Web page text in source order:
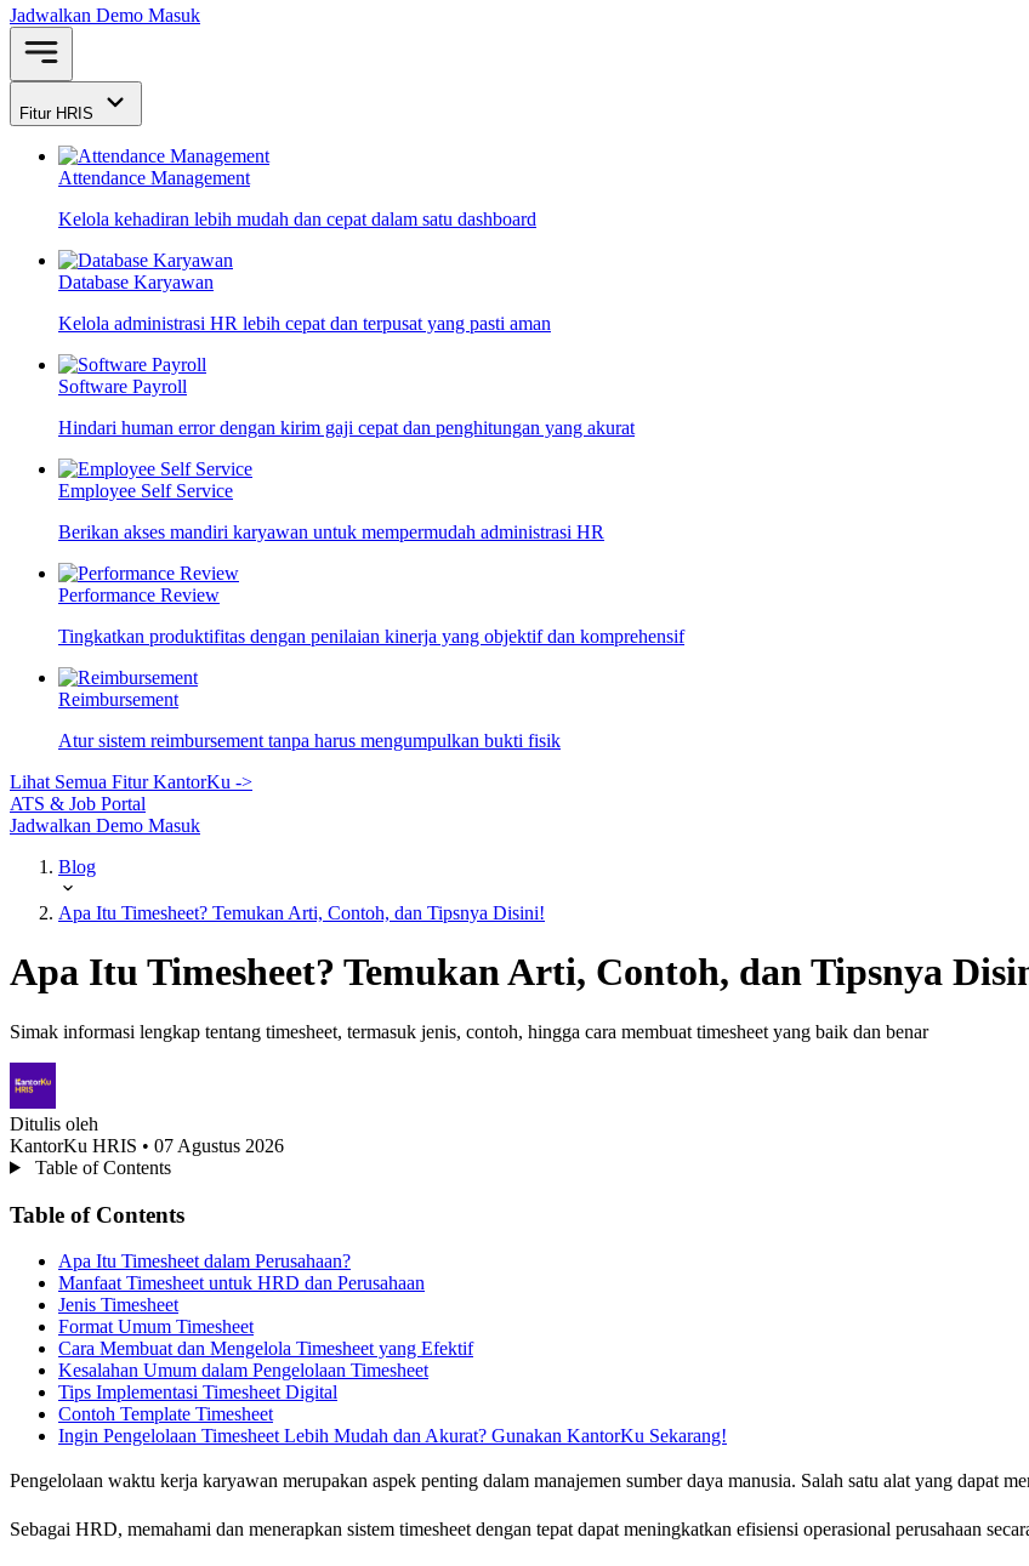
Jadwalkan Demo Masuk
Fitur HRIS
Attendance Management
Kelola kehadiran lebih mudah dan cepat dalam satu dashboard
Database Karyawan
Kelola administrasi HR lebih cepat dan terpusat yang pasti aman
Software Payroll
Hindari human error dengan kirim gaji cepat dan penghitungan yang akurat
Employee Self Service
Berikan akses mandiri karyawan untuk mempermudah administrasi HR
Performance Review
Tingkatkan produktifitas dengan penilaian kinerja yang objektif dan komprehensif
Reimbursement
Atur sistem reimbursement tanpa harus mengumpulkan bukti fisik
Lihat Semua Fitur KantorKu ->
ATS & Job Portal
Jadwalkan Demo Masuk
Blog
Apa Itu Timesheet? Temukan Arti, Contoh, dan Tipsnya Disini!
Apa Itu Timesheet? Temukan Arti, Contoh, dan Tipsnya
Simak informasi lengkap tentang timesheet, termasuk jenis, contoh, hingga cara membuat timesheet yang baik dan benar
Ditulis oleh
KantorKu HRIS • 07 Agustus 2026
Table of Contents
Table of Contents
Apa Itu Timesheet dalam Perusahaan?
Manfaat Timesheet untuk HRD dan Perusahaan
Jenis Timesheet
Format Umum Timesheet
Cara Membuat dan Mengelola Timesheet yang Efektif
Kesalahan Umum dalam Pengelolaan Timesheet
Tips Implementasi Timesheet Digital
Contoh Template Timesheet
Ingin Pengelolaan Timesheet Lebih Mudah dan Akurat? Gunakan KantorKu Sekarang!
Pengelolaan waktu kerja karyawan merupakan aspek penting dalam manajemen sumber daya manusia. Salah satu alat yang dapat
Sebagai HRD, memahami dan menerapkan sistem timesheet dengan tepat dapat meningkatkan efisiensi operasional perusahaan